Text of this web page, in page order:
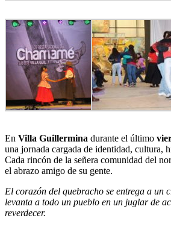
En Villa Guillermina durante el último
una jornada cargada de identidad, cultura,
Cada rincón de la señera comunidad del
el abrazo amigo de su gente.
El corazón del quebracho se entrega a un
levanta a todo un pueblo en un juglar de
reverdecer.